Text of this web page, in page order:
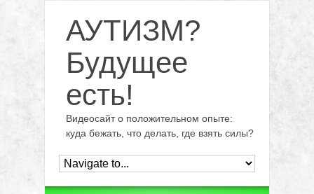
АУТИЗМ?
Будущее
есть!
Видеосайт о положительном опыте:
куда бежать, что делать, где взять силы?